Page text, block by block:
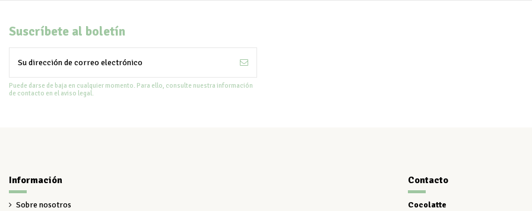
Suscríbete al boletín
Puede darse de baja en cualquier momento. Para ello, consulte nuestra información
de contacto en el aviso legal.
Información
Sobre nosotros
Contacto
Cocolatte